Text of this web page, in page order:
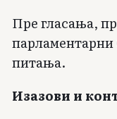
Пре гласања,
парламентарни
питања.
Изазови и